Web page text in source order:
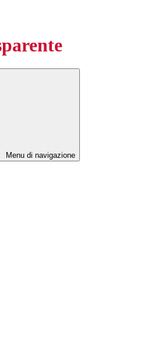
Menu di navigazione